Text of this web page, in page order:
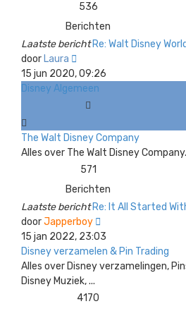
536
Berichten
Laatste bericht Re: Walt Disney
door Laura
laatste
bericht
15 jun 2020, 09:26
Disney Algemeen
The Walt Disney Company
Alles over The Walt Disney Company.
571
Berichten
Laatste bericht Re: It All Started
doorJapperboy
laatste
bericht
15 jan 2022, 23:03
Disney verzamelen & Pin Trading
Alles over Disney verzamelingen,
Disney Muziek, ...
4170